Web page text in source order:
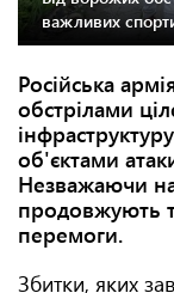
важливих
Російська
обстрілами
об'єктами
Незважаючи на
продовжують
перемоги.
Збитки, яких